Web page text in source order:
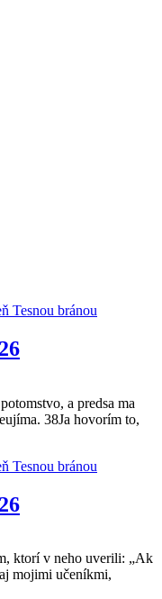
a predsa ma
38Ja hovorím to,
ktorí v neho uverili: „Ak
mojimi učeníkmi,